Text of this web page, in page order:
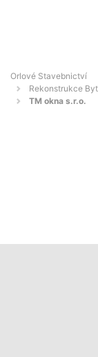
Orlové Stavebnictví
Rekonstrukce
TM okna s.r.o.